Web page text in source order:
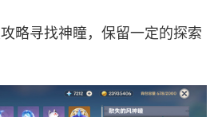
略寻找神瞳，保留一定的探索